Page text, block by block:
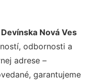
Nová Ves
odbornosti a
adrese –
garantujeme